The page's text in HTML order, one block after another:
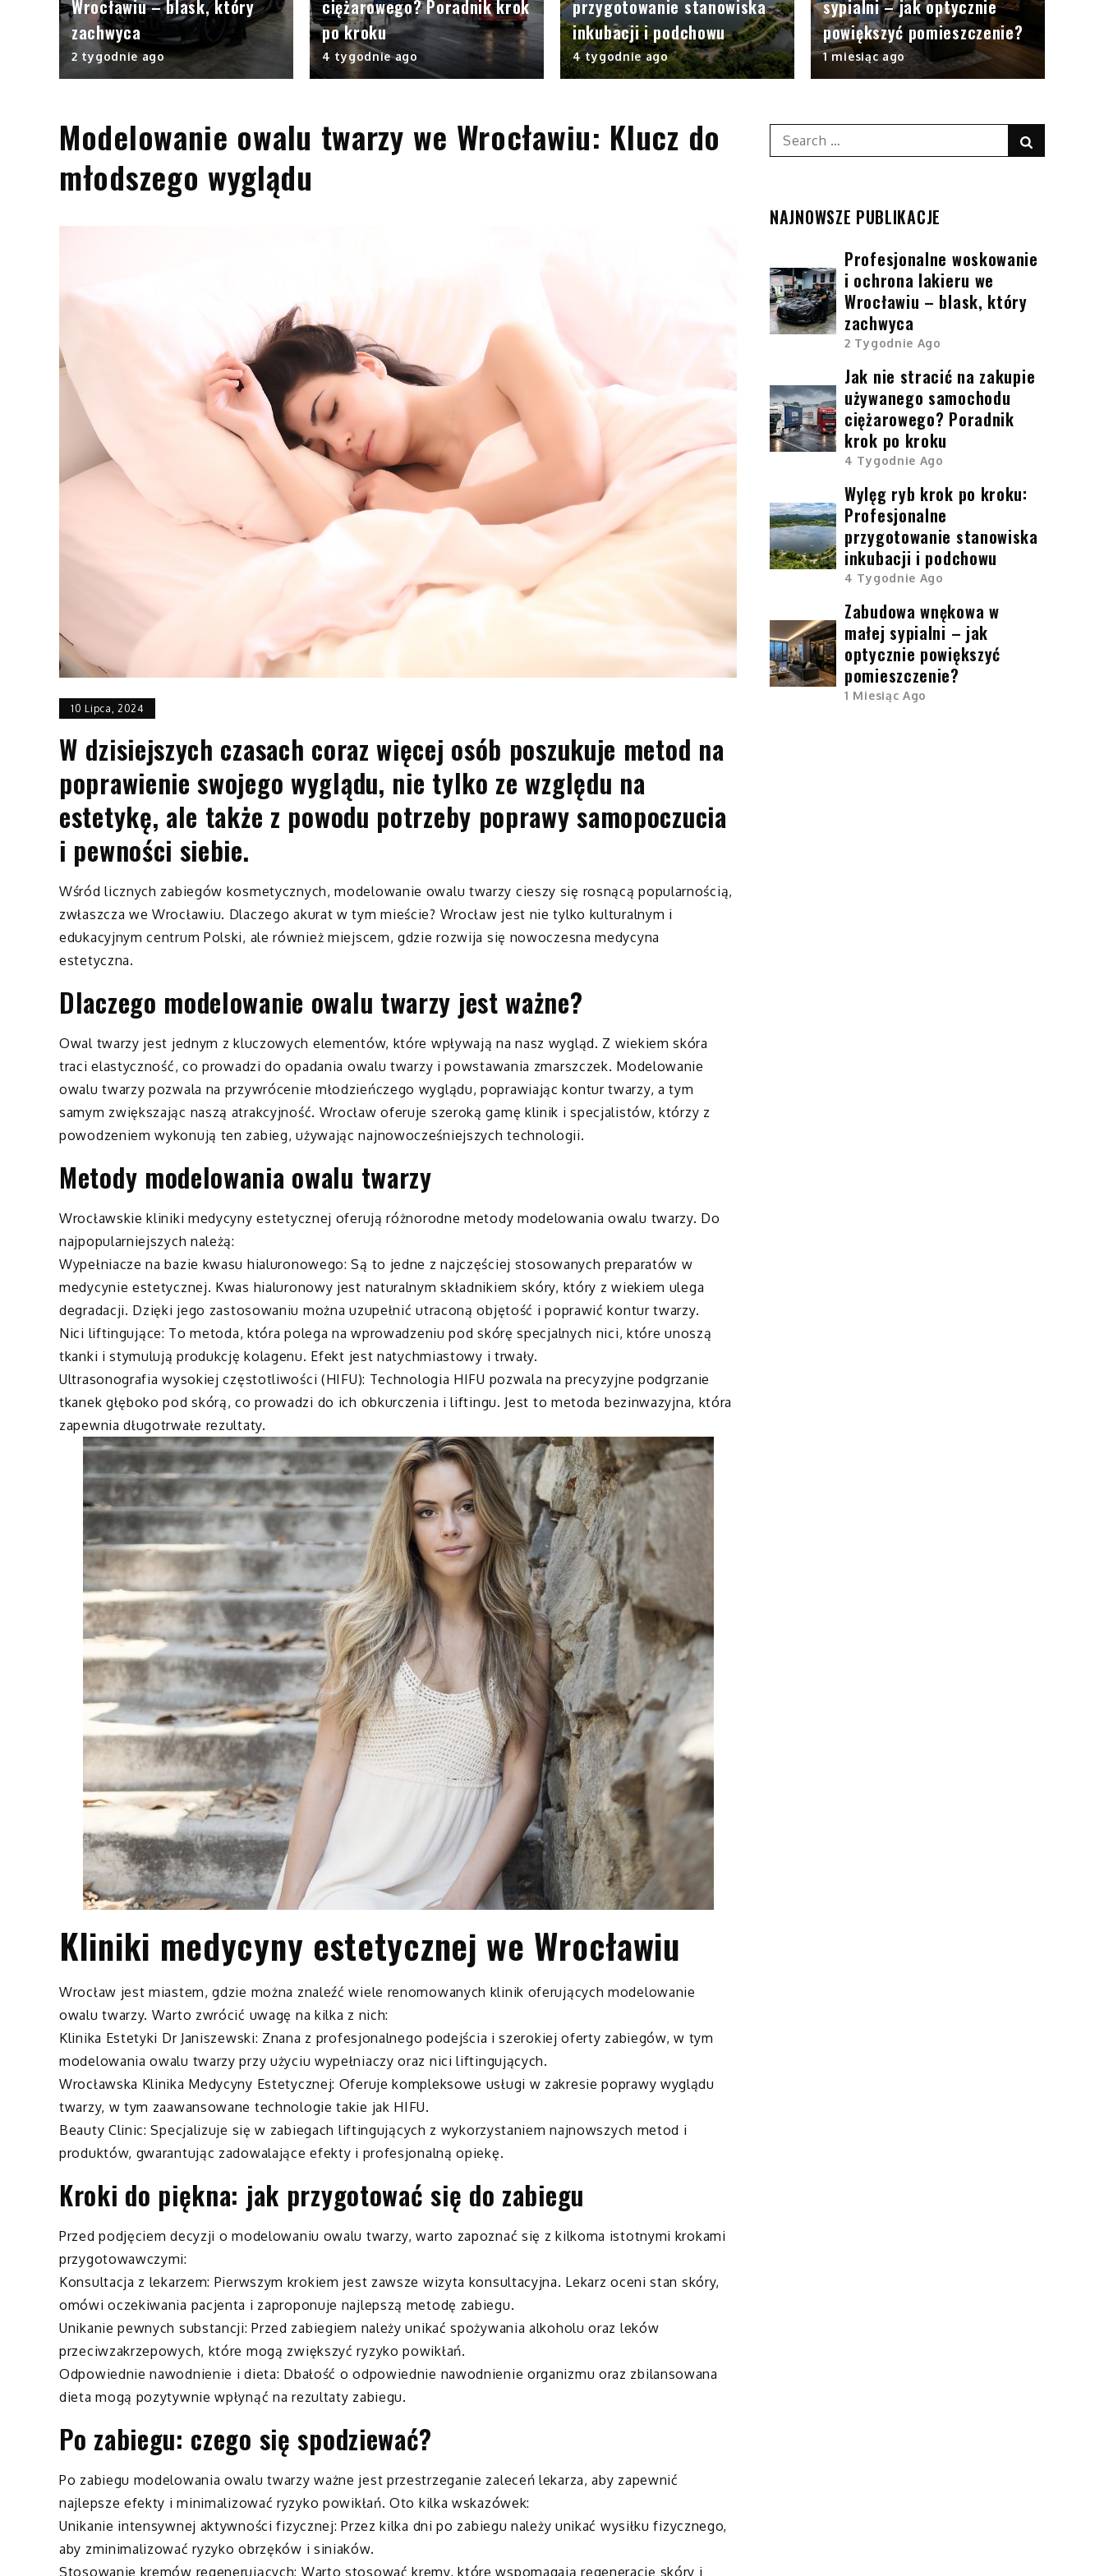
Wrocławiu – blask, który
zachwyca
2 tygodnie ago
ciężarowego? Poradnik krok
po kroku
4 tygodnie ago
przygotowanie stanowiska
inkubacji i podchowu
4 tygodnie ago
sypialni – jak optycznie
powiększyć pomieszczenie?
1 miesiąc ago
Modelowanie owalu twarzy we Wrocławiu: Klucz do
młodszego wyglądu
10 Lipca, 2024
W dzisiejszych czasach coraz więcej osób poszukuje metod na
poprawienie swojego wyglądu, nie tylko ze względu na
estetykę, ale także z powodu potrzeby poprawy samopoczucia
i pewności siebie.
Wśród licznych zabiegów kosmetycznych, modelowanie owalu twarzy cieszy się rosnącą popularnością,
zwłaszcza we Wrocławiu. Dlaczego akurat w tym mieście? Wrocław jest nie tylko kulturalnym i
edukacyjnym centrum Polski, ale również miejscem, gdzie rozwija się nowoczesna medycyna
estetyczna.
Dlaczego modelowanie owalu twarzy jest ważne?
Owal twarzy jest jednym z kluczowych elementów, które wpływają na nasz wygląd. Z wiekiem skóra
traci elastyczność, co prowadzi do opadania owalu twarzy i powstawania zmarszczek. Modelowanie
owalu twarzy pozwala na przywrócenie młodzieńczego wyglądu, poprawiając kontur twarzy, a tym
samym zwiększając naszą atrakcyjność. Wrocław oferuje szeroką gamę klinik i specjalistów, którzy z
powodzeniem wykonują ten zabieg, używając najnowocześniejszych technologii.
Metody modelowania owalu twarzy
Wrocławskie kliniki medycyny estetycznej oferują różnorodne metody modelowania owalu twarzy. Do
najpopularniejszych należą:
Wypełniacze na bazie kwasu hialuronowego: Są to jedne z najczęściej stosowanych preparatów w
medycynie estetycznej. Kwas hialuronowy jest naturalnym składnikiem skóry, który z wiekiem ulega
degradacji. Dzięki jego zastosowaniu można uzupełnić utraconą objętość i poprawić kontur twarzy.
Nici liftingujące: To metoda, która polega na wprowadzeniu pod skórę specjalnych nici, które unoszą
tkanki i stymulują produkcję kolagenu. Efekt jest natychmiastowy i trwały.
Ultrasonografia wysokiej częstotliwości (HIFU): Technologia HIFU pozwala na precyzyjne podgrzanie
tkanek głęboko pod skórą, co prowadzi do ich obkurczenia i liftingu. Jest to metoda bezinwazyjna, która
zapewnia długotrwałe rezultaty.
Kliniki medycyny estetycznej we Wrocławiu
Wrocław jest miastem, gdzie można znaleźć wiele renomowanych klinik oferujących modelowanie
owalu twarzy. Warto zwrócić uwagę na kilka z nich:
Klinika Estetyki Dr Janiszewski: Znana z profesjonalnego podejścia i szerokiej oferty zabiegów, w tym
modelowania owalu twarzy przy użyciu wypełniaczy oraz nici liftingujących.
Wrocławska Klinika Medycyny Estetycznej: Oferuje kompleksowe usługi w zakresie poprawy wyglądu
twarzy, w tym zaawansowane technologie takie jak HIFU.
Beauty Clinic: Specjalizuje się w zabiegach liftingujących z wykorzystaniem najnowszych metod i
produktów, gwarantując zadowalające efekty i profesjonalną opiekę.
Kroki do piękna: jak przygotować się do zabiegu
Przed podjęciem decyzji o modelowaniu owalu twarzy, warto zapoznać się z kilkoma istotnymi krokami
przygotowawczymi:
Konsultacja z lekarzem: Pierwszym krokiem jest zawsze wizyta konsultacyjna. Lekarz oceni stan skóry,
omówi oczekiwania pacjenta i zaproponuje najlepszą metodę zabiegu.
Unikanie pewnych substancji: Przed zabiegiem należy unikać spożywania alkoholu oraz leków
przeciwzakrzepowych, które mogą zwiększyć ryzyko powikłań.
Odpowiednie nawodnienie i dieta: Dbałość o odpowiednie nawodnienie organizmu oraz zbilansowana
dieta mogą pozytywnie wpłynąć na rezultaty zabiegu.
Po zabiegu: czego się spodziewać?
Po zabiegu modelowania owalu twarzy ważne jest przestrzeganie zaleceń lekarza, aby zapewnić
najlepsze efekty i minimalizować ryzyko powikłań. Oto kilka wskazówek:
Unikanie intensywnej aktywności fizycznej: Przez kilka dni po zabiegu należy unikać wysiłku fizycznego,
aby zminimalizować ryzyko obrzęków i siniaków.
Stosowanie kremów regenerujących: Warto stosować kremy, które wspomagają regenerację skóry i
Search
for:
NAJNOWSZE PUBLIKACJE
Profesjonalne woskowanie
i ochrona lakieru we
Wrocławiu – blask, który
zachwyca
2 Tygodnie Ago
Jak nie stracić na zakupie
używanego samochodu
ciężarowego? Poradnik
krok po kroku
4 Tygodnie Ago
Wylęg ryb krok po kroku:
Profesjonalne
przygotowanie stanowiska
inkubacji i podchowu
4 Tygodnie Ago
Zabudowa wnękowa w
małej sypialni – jak
optycznie powiększyć
pomieszczenie?
1 Miesiąc Ago